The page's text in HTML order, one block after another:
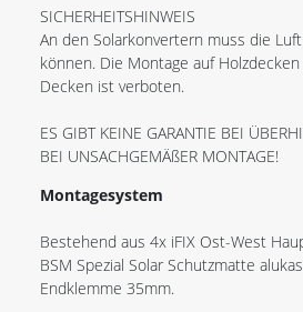
SICHERHEITSHINWEIS
An den Solarkonvertern muss die
können. Die Montage auf
Decken ist verboten.
ES GIBT KEINE GARANTIE BEI
BEI UNSACHGEMÄßER MONTAGE!
Montagesystem
Bestehend aus 4x iFIX Ost-West
BSM Spezial Solar Schutzmatte
Endklemme 35mm.